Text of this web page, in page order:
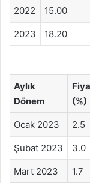
2022 15.00
2023 18.20
Aylık
Dönem
(%)
Ocak 2023 2.5
Şubat 2023 3.0
Mart 2023 1.7